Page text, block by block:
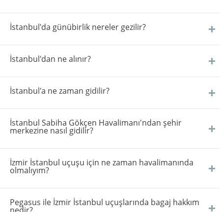
İstanbul'da günübirlik nereler gezilir?
İstanbul'dan ne alınır?
İstanbul'a ne zaman gidilir?
İstanbul Sabiha Gökçen Havalimanı'ndan şehir
merkezine nasıl gidilir?
İzmir İstanbul uçuşu için ne zaman havalimanında
olmalıyım?
Pegasus ile İzmir İstanbul uçuşlarında bagaj hakkım